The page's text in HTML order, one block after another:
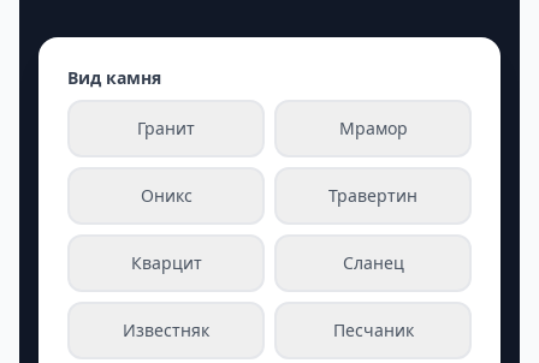
Вид камня
Гранит Мрамор
Оникс Травертин
Кварцит Сланец
Известняк Песчаник